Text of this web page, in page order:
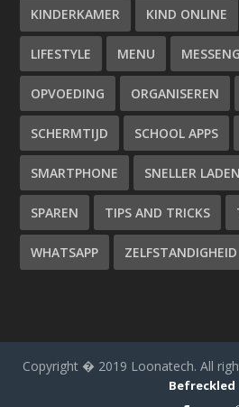
KINDERKAMER KIND ONLINE
LIFESTYLE MENU
OPVOEDING ORGANISEREN
SCHERMTIJD SCHOOL APPS
SMARTPHONE SNELLER LADEN
SPAREN TIPS AND TRICKS
WHATSAPP ZELFSTANDIGHEID
Copyright � 2019 Loonatech. All
Befreckled